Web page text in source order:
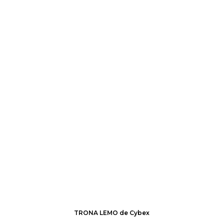
TRONA LEMO de Cybex